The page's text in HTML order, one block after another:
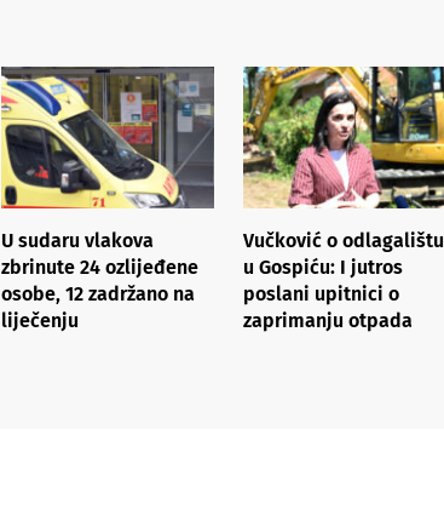
U sudaru vlakova
zbrinute 24 ozlijeđene
osobe, 12 zadržano na
liječenju
Vučković o odlagalištu
u Gospiću: I jutros
poslani upitnici o
zaprimanju otpada